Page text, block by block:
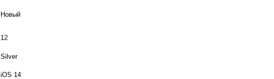
Новый
12
Silver
iOS 14